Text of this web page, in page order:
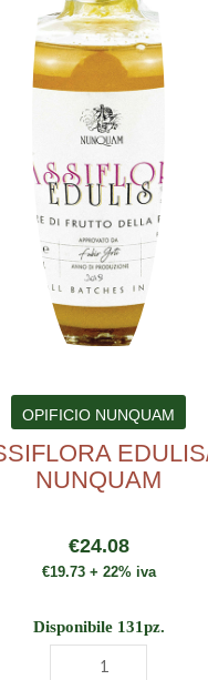
OPIFICIO NUNQUAM
NUNQUAM
€24.08
€19.73 + 22% iva
Disponibile 131pz.